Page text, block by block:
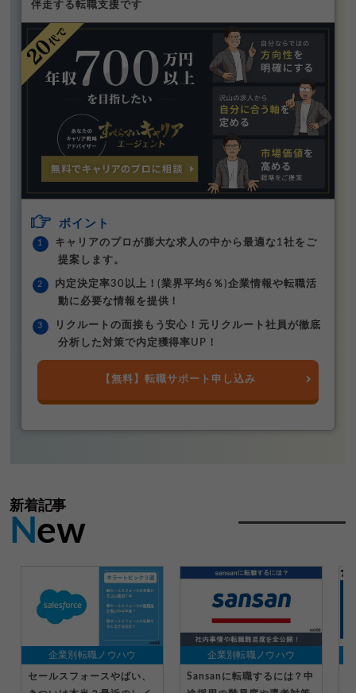
伴走する転職支援です
ポイント
キャリアのプロが膨大な求人の中から最適な1社をご
提案します。
内定決定率30以上！(業界平均6％)企業情報や転職活
動に必要な情報を提供！
リクルートの面接もう安心！元リクルート社員が徹底
分析した対策で内定獲得率UP！
【無料】転職サポート申し込み
新着記事
New
企業別転職ノウハウ
セールスフォースやばい、
企業別転職ノウハウ
Sansanに転職するには？中